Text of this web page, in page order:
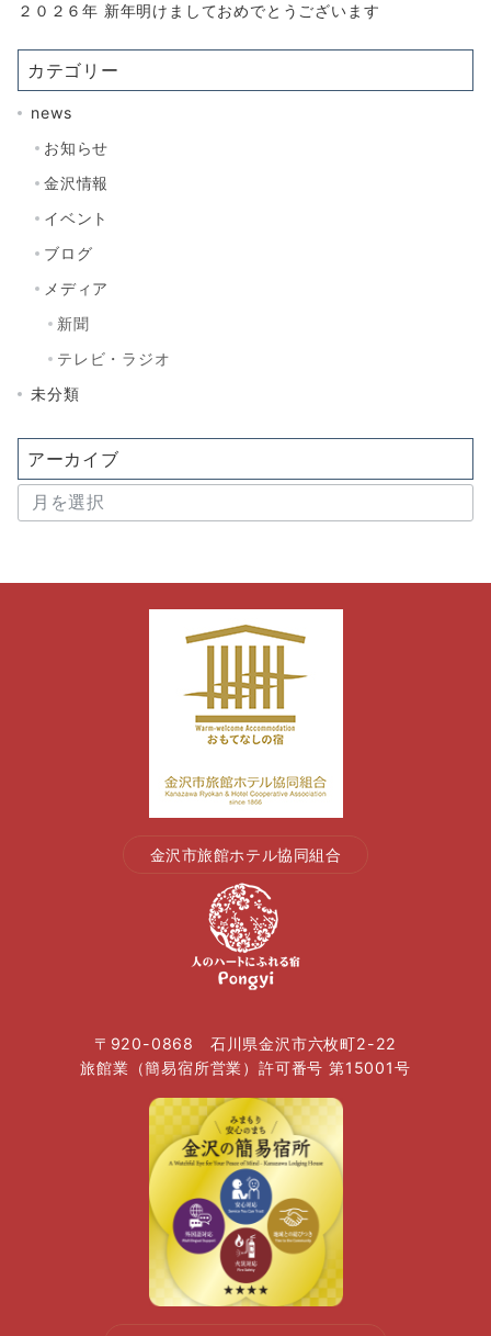
２０２６年 新年明けましておめでとうございます
カテゴリー
news
お知らせ
金沢情報
イベント
ブログ
メディア
新聞
テレビ・ラジオ
未分類
アーカイブ
ー
金沢市旅館ホテル協同組合
〒920-0868 石川県金沢市六枚町2-22
旅館業（簡易宿所営業）許可番号 第15001号